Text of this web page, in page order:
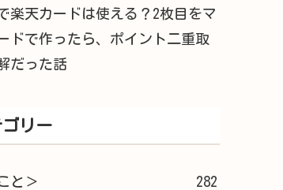
楽天カードは使える？2枚目をマ
ドで作ったら、ポイント二重取
だった話
ゴリー
と＞ 282